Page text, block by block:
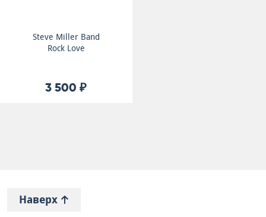
Steve Miller Band
Rock Love
3 500 ₽
Наверх